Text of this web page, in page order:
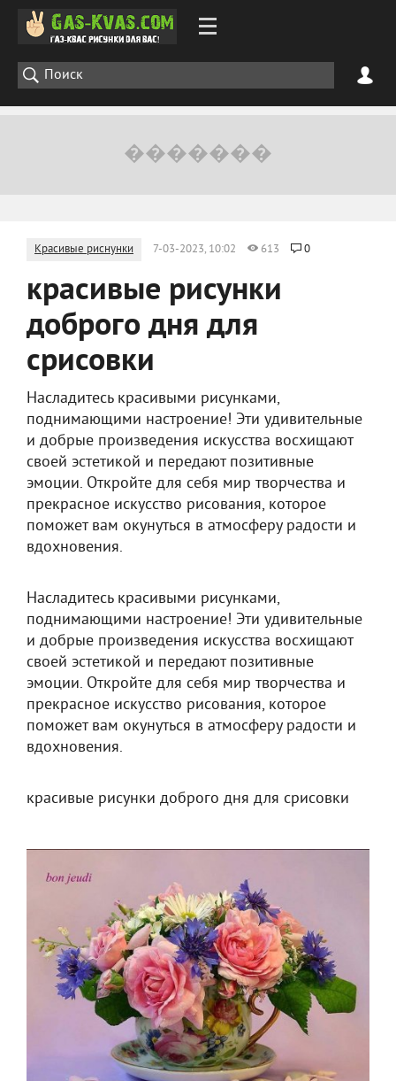
Красивые риснунки 7-03-2023, 10:02 613 0
красивые рисунки
доброго дня для
срисовки
Насладитесь красивыми рисунками,
поднимающими настроение! Эти удивительные
и добрые произведения искусства восхищают
своей эстетикой и передают позитивные
эмоции. Откройте для себя мир творчества и
прекрасное искусство рисования, которое
поможет вам окунуться в атмосферу радости и
вдохновения.
Насладитесь красивыми рисунками,
поднимающими настроение! Эти удивительные
и добрые произведения искусства восхищают
своей эстетикой и передают позитивные
эмоции. Откройте для себя мир творчества и
прекрасное искусство рисования, которое
поможет вам окунуться в атмосферу радости и
вдохновения.
красивые рисунки доброго дня для срисовки